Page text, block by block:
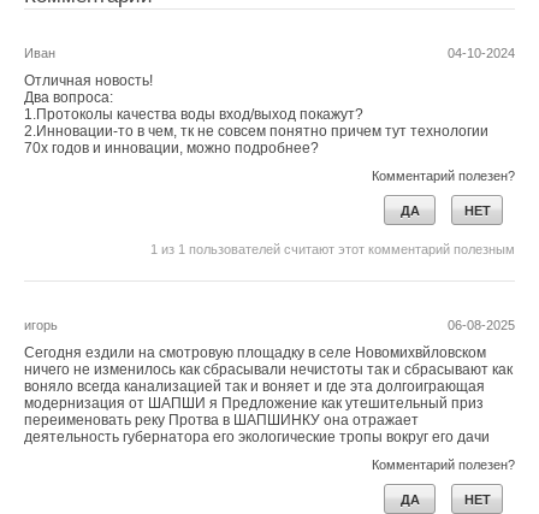
04-10-2024
Иван
Отличная новость!
Два вопроса:
1.Протоколы качества воды вход/выход покажут?
2.Инновации-то в чем, тк не совсем понятно причем тут технологии
70х годов и инновации, можно подробнее?
Комментарий полезен?
ДА НЕТ
1 из 1 пользователей считают этот комментарий полезным
06-08-2025
игорь
Сегодня ездили на смотровую площадку в селе Новомихвйловском
ничего не изменилось как сбрасывали нечистоты так и сбрасывают как
воняло всегда канализацией так и воняет и где эта долгоиграющая
модернизация от ШАПШИ я Предложение как утешительный приз
переименовать реку Протва в ШАПШИНКУ она отражает
деятельность губернатора его экологические тропы вокруг его дачи
Комментарий полезен?
ДА НЕТ
Тепловые насосы в связке с солнечной генерацией и
→
инверторов
НОВОСТИ СОК 31 ИЮЛЯ 2026
→
Уже через месяц в России можно будет устанавливать
солнечные панели в МКД
НОВОСТИ СОК 30 ИЮЛЯ 2026
ВИЭ обойдут уголь по выработке электроэнергии в
период 2026-2030 гг.
→
→
В Дагестане ввели вторую очередь крупнейшей в России
ветроэлектростанции
НОВОСТИ СОК 23 ИЮЛЯ 2026
→
Города начнут строить по ГОСТу с учетом изменений
климата
НОВОСТИ СОК 22 ИЮЛЯ 2026